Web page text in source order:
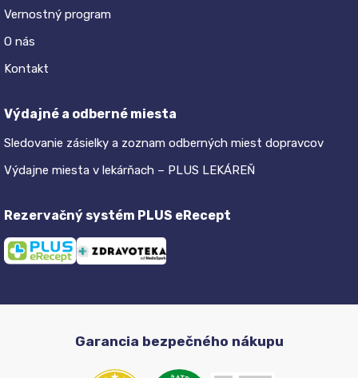
Vernostný program
O nás
Kontakt
Výdajné a odberné miesta
Sledovanie zásielky a zoznam odberných miest dopravcov
Výdajne miesta v lekárňach – PLUS LEKÁREŇ
Rezervačný systém PLUS eRecept
Garancia bezpečného nákupu